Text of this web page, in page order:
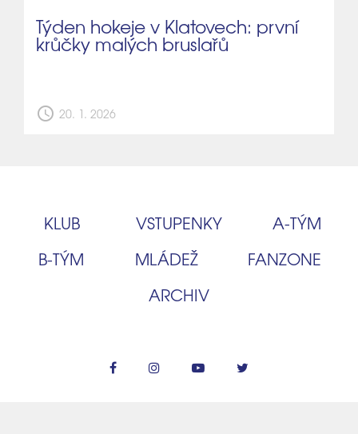
Týden hokeje v Klatovech: první
krůčky malých bruslařů
schedule 20. 1. 2026
KLUB VSTUPENKY
A‑TÝM
B‑TÝM
MLÁDEŽ
FANZONE
ARCHIV